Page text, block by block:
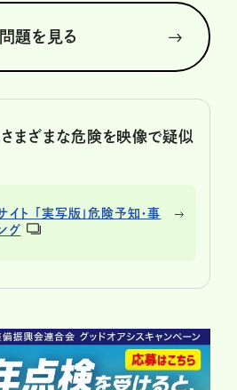
問題を見る
まざまな危険を映像で疑似
ト 「実写版」危険予知・事
グ